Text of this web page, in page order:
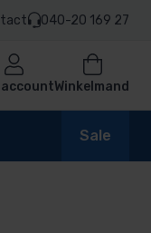
040-20 169 27
accountWinkelmand
Sale